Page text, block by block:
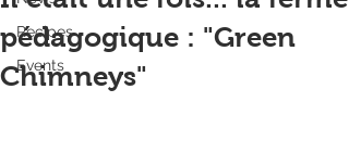
Recipes
Events
pédagogique : "Green
Chimneys"